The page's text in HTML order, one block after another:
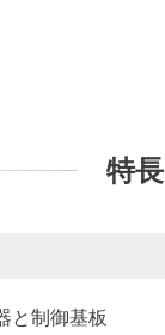
特長
と制御基板